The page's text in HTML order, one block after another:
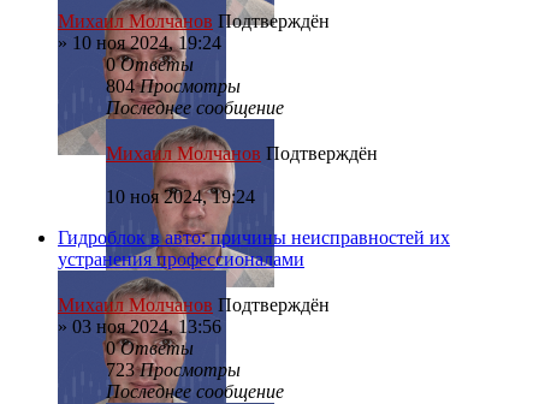
Михаил Молчанов Подтверждён
» 10 ноя 2024, 19:24
0Ответы
804Просмотры
Последнее сообщение
Михаил Молчанов Подтверждён
10 ноя 2024, 19:24
Гидроблок в авто: причины неисправностей их
устранения профессионалами
Михаил Молчанов Подтверждён
» 03 ноя 2024, 13:56
0Ответы
723Просмотры
Последнее сообщение